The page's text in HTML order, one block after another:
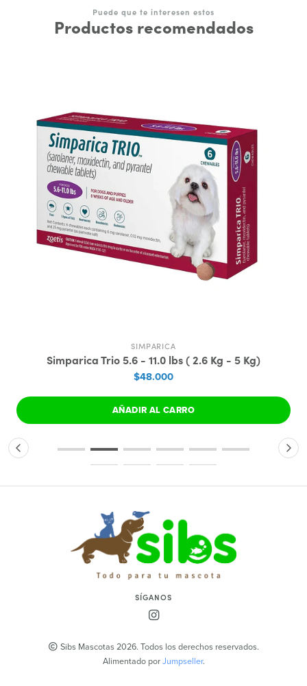
Puede que te interesen estos
Productos recomendados
SIMPARICA
Simparica Trio 5.6 - 11.0 lbs ( 2.6 Kg - 5 Kg)
$48.000
AÑADIR AL CARRO
SÍGANOS
Sibs Mascotas 2026. Todos los derechos reservados.
Alimentado porJumpseller.